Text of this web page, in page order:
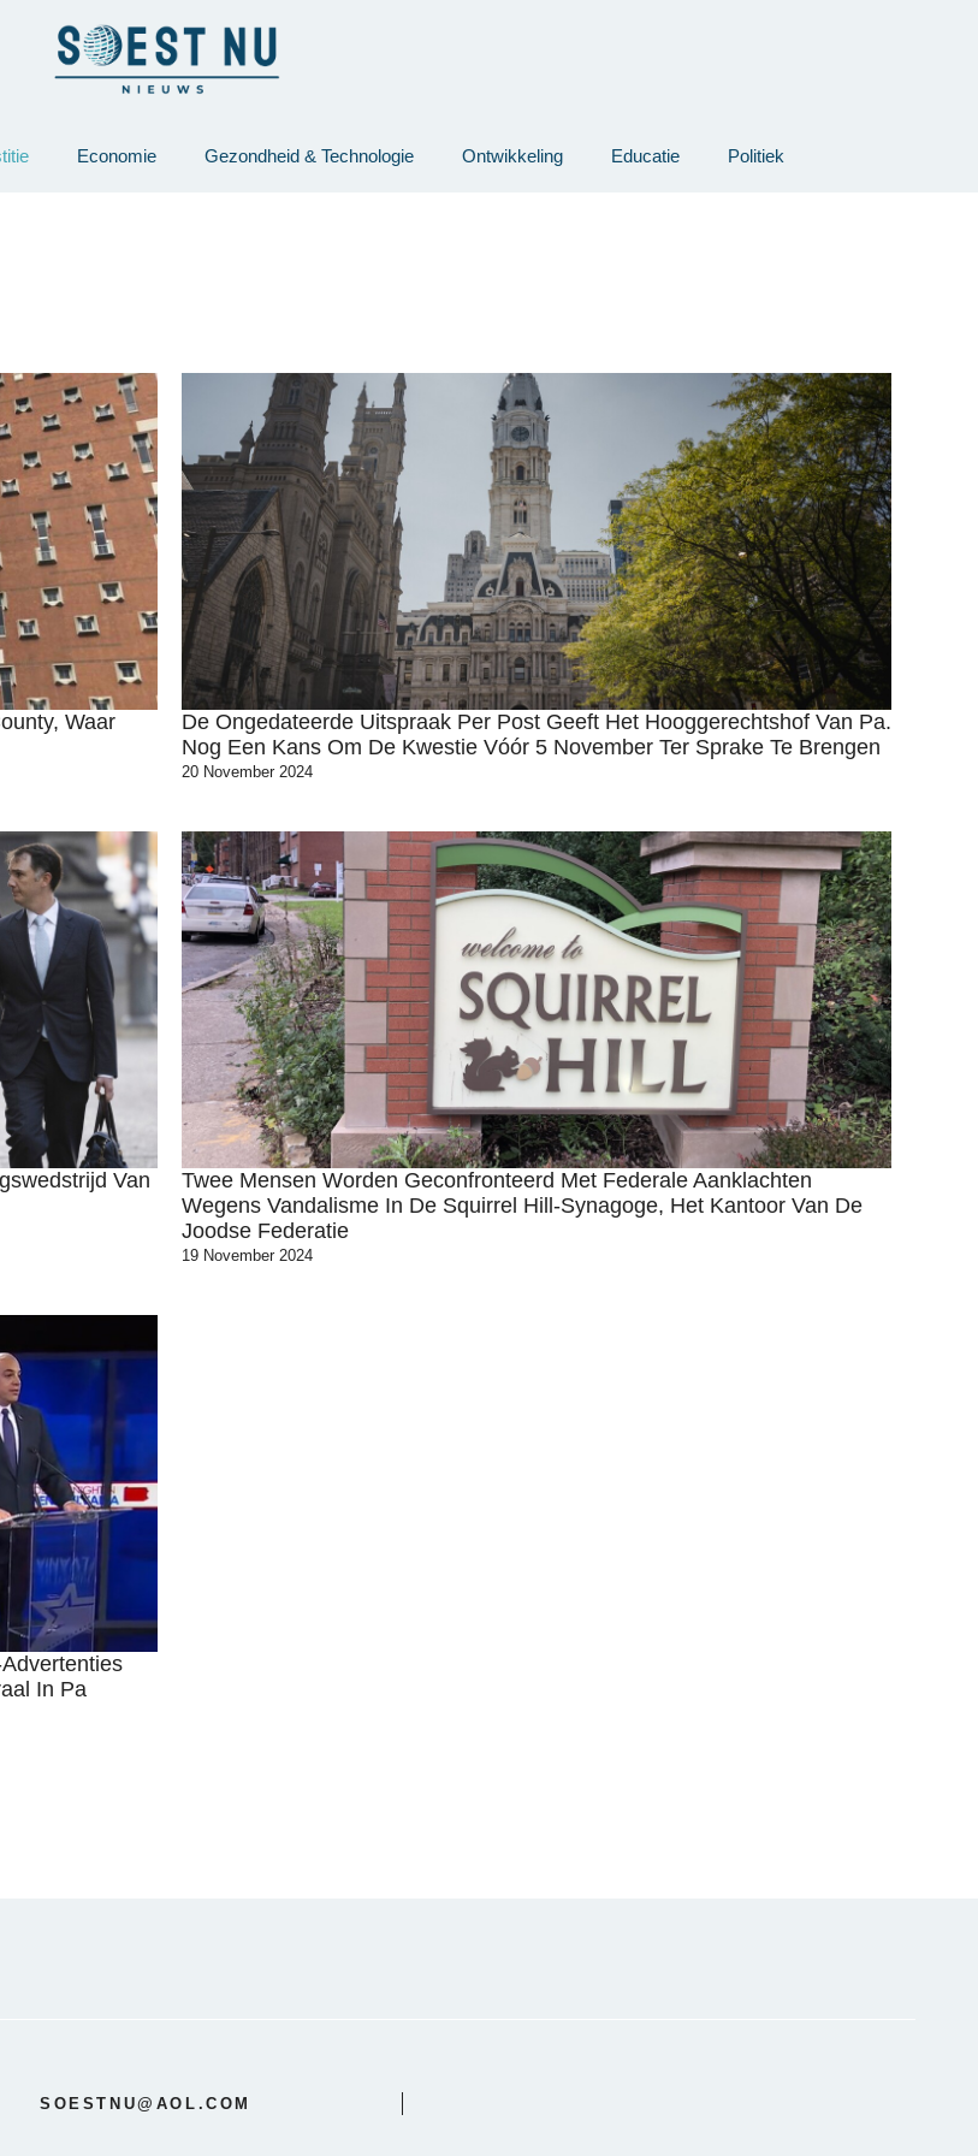
Economie Gezondheid & Technologie Ontwikkeling Educatie Politiek
Waar
De Ongedateerde Uitspraak Per Post Geeft Het Hooggerechtshof Van Pa.
Nog Een Kans Om De Kwestie Vóór 5 November Ter Sprake Te Brengen
20 November 2024
Van
Twee Mensen Worden Geconfronteerd Met Federale Aanklachten
Wegens Vandalisme In De Squirrel Hill-Synagoge, Het Kantoor Van De
Joodse Federatie
19 November 2024
In Pa
SOESTNU@AOL.COM